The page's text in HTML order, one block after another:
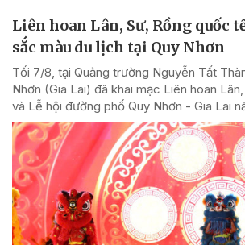
Liên hoan Lân, Sư, Rồng quốc
sắc màu du lịch tại Quy Nhơn
Tối 7/8, tại Quảng trường Nguyễn Tất
Nhơn (Gia Lai) đã khai mạc Liên hoan
và Lễ hội đường phố Quy Nhơn - Gia Lai